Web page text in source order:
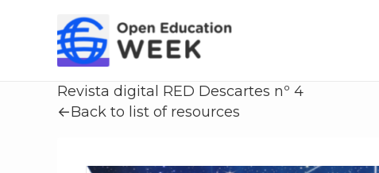
Revista digital RED Descartes nº 4
←Back to list of resources